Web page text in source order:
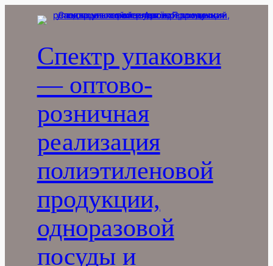
Перейти
Спектр упаковки
— оптово-
розничная
реализация
полиэтиленовой
продукции,
одноразовой
посуды и